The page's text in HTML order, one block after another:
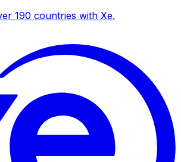
190 countries with Xe.